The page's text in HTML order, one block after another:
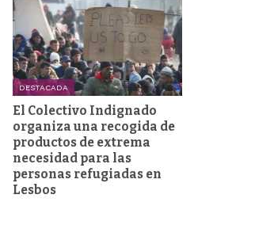
DESTACADA
El Colectivo Indignado
organiza una recogida de
productos de extrema
necesidad para las
personas refugiadas en
Lesbos